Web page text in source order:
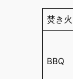
焚き火
BBQ